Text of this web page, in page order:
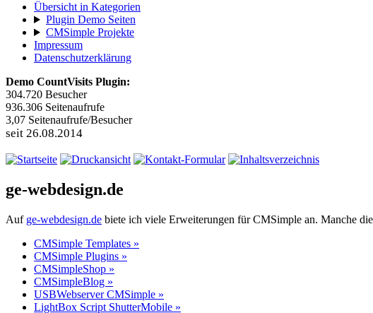
Übersicht in Kategorien
Plugin Demo Seiten
CMSimple Projekte
Impressum
Datenschutzerklärung
Demo CountVisits Plugin:
304.720 Besucher
936.306 Seitenaufrufe
3,07 Seitenaufrufe/Besucher
seit 26.08.2014
ge-webdesign.de
Auf ge-webdesign.de biete ich viele Erweiterungen für CMSimple an. Manche
CMSimple Templates »
CMSimple Plugins »
CMSimpleShop »
CMSimpleBlog »
USBWebserver CMSimple »
LightBox Script ShutterMobile »